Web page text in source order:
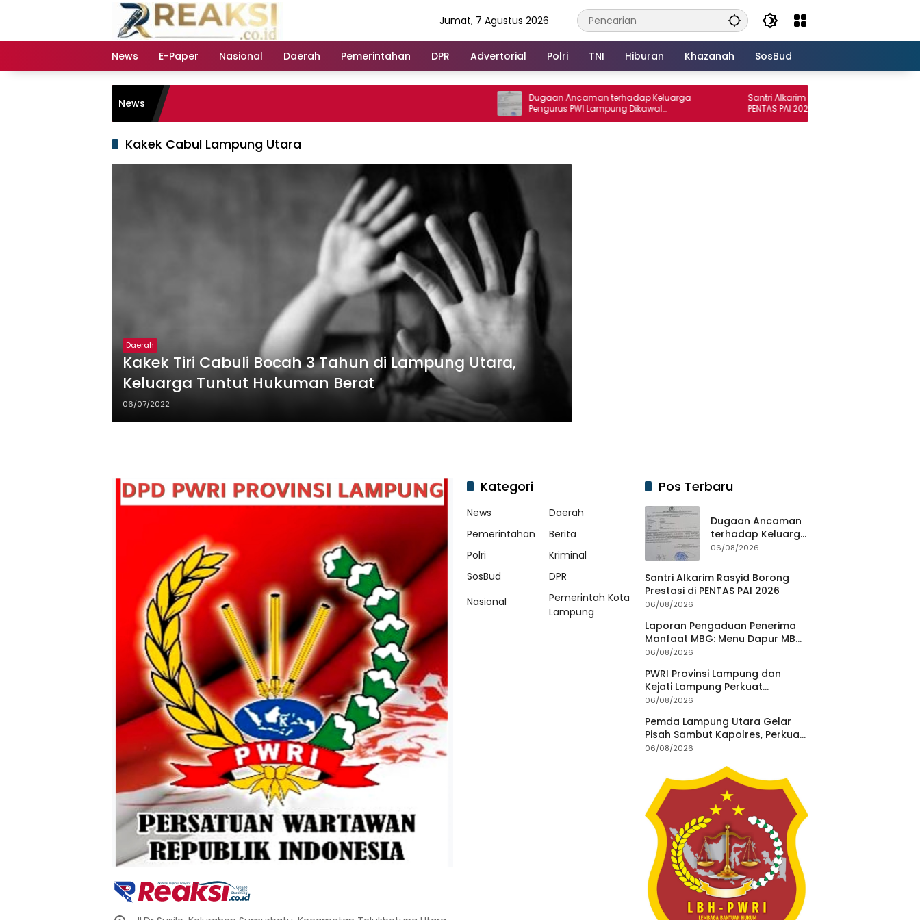
Jumat, 7 Agustus 2026
News E-Paper Nasional Daerah Pemerintahan DPR Advertorial Polri TNI Hiburan Khazanah SosBud
News
Dugaan Ancaman terhadap Keluarga
Pengurus PWI Lampung Dikawal
Legislator dan Jurnalis
Santri Alkarim Rasyid Borong Prestasi di
PENTAS PAI 2026
Kakek Cabul Lampung Utara
Daerah
Kakek Tiri Cabuli Bocah 3 Tahun di Lampung Utara,
Keluarga Tuntut Hukuman Berat
06/07/2022
Kategori
News
Daerah
Pemerintahan
Berita
Polri
Kriminal
SosBud
DPR
Nasional
Pemerintah Kota
Lampung
Pos Terbaru
Dugaan Ancaman
terhadap Keluarga
Pengurus PWI
Legislator dan
Jurnalis
06/08/2026
Santri Alkarim Rasyid Borong
Prestasi di PENTAS PAI 2026
06/08/2026
Laporan Pengaduan Penerima
Manfaat MBG: Menu Dapur MBG
Teratai Lampung Utara Disorot,
Lakukan Investigasi
06/08/2026
PWRI Provinsi Lampung dan
Kejati Lampung Perkuat
Sinergitas Penegakan Hukum
06/08/2026
Pemda Lampung Utara Gelar
Pisah Sambut Kapolres, Perkuat
Sinergi Jaga Kamtibmas
06/08/2026